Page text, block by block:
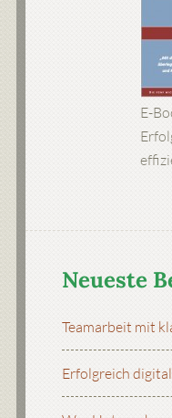
E-
Neueste
Teamarbeit mit
Erfolgreich